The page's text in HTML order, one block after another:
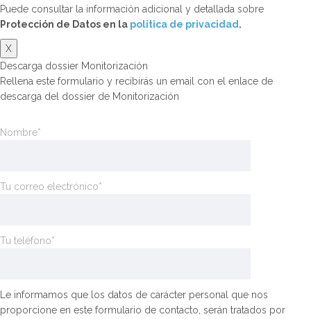
Puede consultar la información adicional y detallada sobre
Protección de Datos en la politica de privacidad .
X
Descarga dossier Monitorización
Rellena este formulario y recibirás un email con el enlace de
descarga del dossier de Monitorización
Nombre*
Tu correo electrónico*
Tu teléfono*
Le informamos que los datos de carácter personal que nos
proporcione en este formulario de contacto, serán tratados por